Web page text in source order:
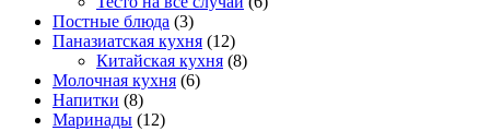
Постные блюда (3)
Паназиатская кухня (12)
Китайская кухня (8)
Молочная кухня (6)
Напитки (8)
Маринады (12)